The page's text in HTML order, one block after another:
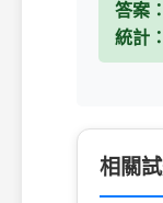
答案：
統計：
相關